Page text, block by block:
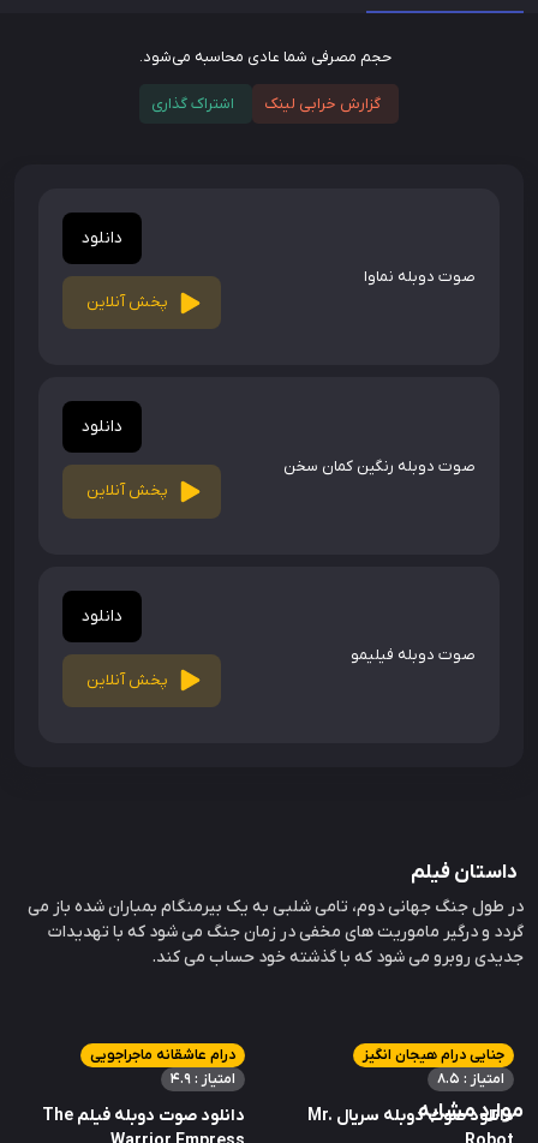
حجم مصرفی شما عادی محاسبه می‌شود.
گزارش خرابی لینک اشتراک گذاری
صوت دوبله نماوا
دانلود
پخش آنلاین
صوت دوبله رنگین کمان سخن
دانلود
پخش آنلاین
صوت دوبله فیلیمو
دانلود
پخش آنلاین
داستان فیلم
در طول جنگ جهانی دوم، تامی شلبی به یک بیرمنگام بمباران شده باز می
گردد و درگیر ماموریت های مخفی در زمان جنگ می شود که با تهدیدات
جدیدی روبرو می شود که با گذشته خود حساب می کند.
موارد مشابه
جنایی درام هیجان انگیز
امتیاز : 8.5
دانلود صوت دوبله سریال Mr.
درام عاشقانه ماجراجویی
امتیاز : 4.9
دانلود صوت دوبله فیلم The